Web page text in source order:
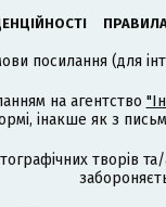
посилання (для
на агентство
інакше як з
творів